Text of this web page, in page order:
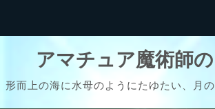
アマチュア魔術師
形而上の海に水母のようにたゆたい、月の